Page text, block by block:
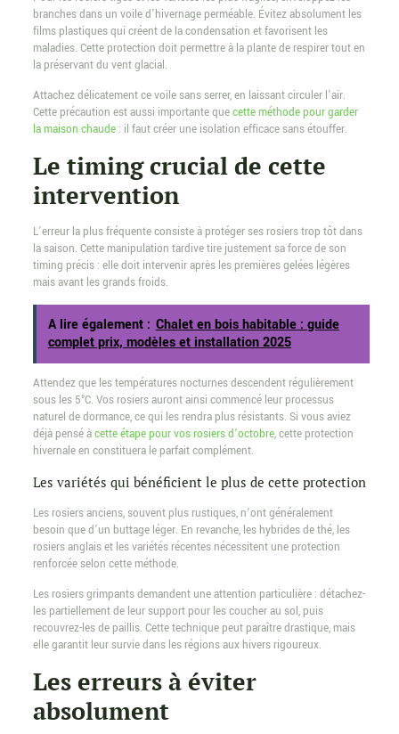
branches dans un voile d’hivernage perméable. Évitez absolument les
films plastiques qui créent de la condensation et favorisent les
maladies. Cette protection doit permettre à la plante de respirer tout en
la préservant du vent glacial.
Attachez délicatement ce voile sans serrer, en laissant circuler l’air.
Cette précaution est aussi importante quecette méthode pour garder
la maison chaude: il faut créer une isolation efficace sans étouffer.
Le timing crucial de cette
intervention
L’erreur la plus fréquente consiste à protéger ses rosiers trop tôt dans
la saison. Cette manipulation tardive tire justement sa force de son
timing précis : elle doit intervenir après les premières gelées légères
mais avant les grands froids.
A lire également : Chalet en bois habitable : guide
complet prix, modèles et installation 2025
Attendez que les températures nocturnes descendent régulièrement
sous les 5°C. Vos rosiers auront ainsi commencé leur processus
naturel de dormance, ce qui les rendra plus résistants. Si vous aviez
déjà pensé àcette étape pour vos rosiers d’octobre, cette protection
hivernale en constituera le parfait complément.
Les variétés qui bénéficient le plus de cette protection
Les rosiers anciens, souvent plus rustiques, n’ont généralement
besoin que d’un buttage léger. En revanche, les hybrides de thé, les
rosiers anglais et les variétés récentes nécessitent une protection
renforcée selon cette méthode.
Les rosiers grimpants demandent une attention particulière : détachez-
les partiellement de leur support pour les coucher au sol, puis
recouvrez-les de paillis. Cette technique peut paraître drastique, mais
elle garantit leur survie dans les régions aux hivers rigoureux.
Les erreurs à éviter
absolument